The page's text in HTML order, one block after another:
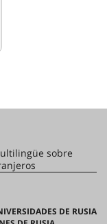
sobre
DE RUSIA